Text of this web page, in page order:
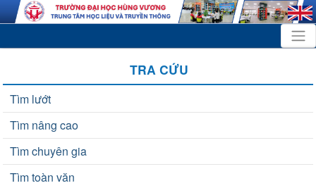
TRA CỨU
Tìm lướt
Tìm nâng cao
Tìm chuyên gia
Tìm toàn văn